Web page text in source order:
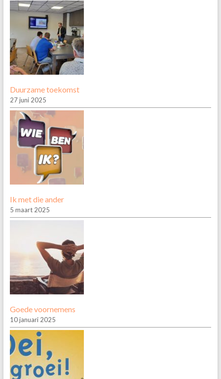
Duurzame toekomst
27 juni 2025
Ik met die ander
5 maart 2025
Goede voornemens
10 januari 2025